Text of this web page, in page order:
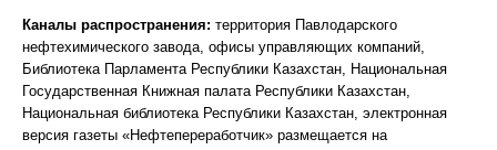
Каналы распространения: территория Павлодарского
нефтехимического завода, офисы управляющих компаний,
Библиотека Парламента Республики Казахстан, Национальная
Государственная Книжная палата Республики Казахстан,
Национальная библиотека Республики Казахстан, электронная
версия газеты «Нефтепереработчик» размещается на